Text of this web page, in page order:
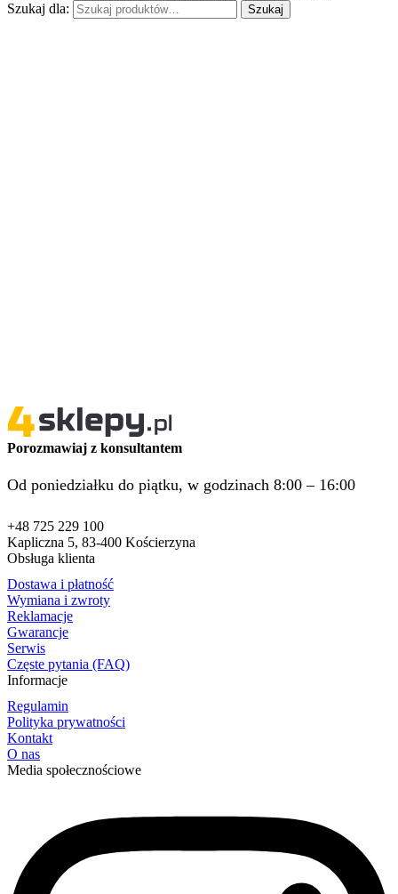
Szukaj dla:
Szukaj
Porozmawiaj z konsultantem
Od poniedziałku do piątku, w godzinach 8:00 – 16:00
+48 725 229 100
Kapliczna 5, 83-400 Kościerzyna
Obsługa klienta
Dostawa i płatność
Wymiana i zwroty
Reklamacje
Gwarancje
Serwis
Częste pytania (FAQ)
Informacje
Regulamin
Polityka prywatności
Kontakt
O nas
Media społecznościowe